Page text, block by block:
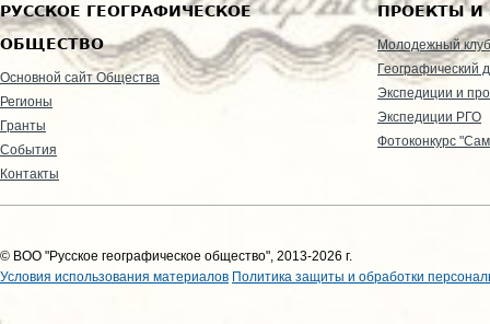
РУССКОЕ ГЕОГРАФИЧЕСКОЕ
ОБЩЕСТВО
Основной сайт Общества
Регионы
Гранты
События
Контакты
ПРОЕКТЫ И
Молодежный клуб
Географический
Экспедиции и
Экспедиции РГО
Фотоконкурс
© ВОО "Русское географическое общество", 2013-2026 г.
Условия использования материалов Политика защиты и обработки